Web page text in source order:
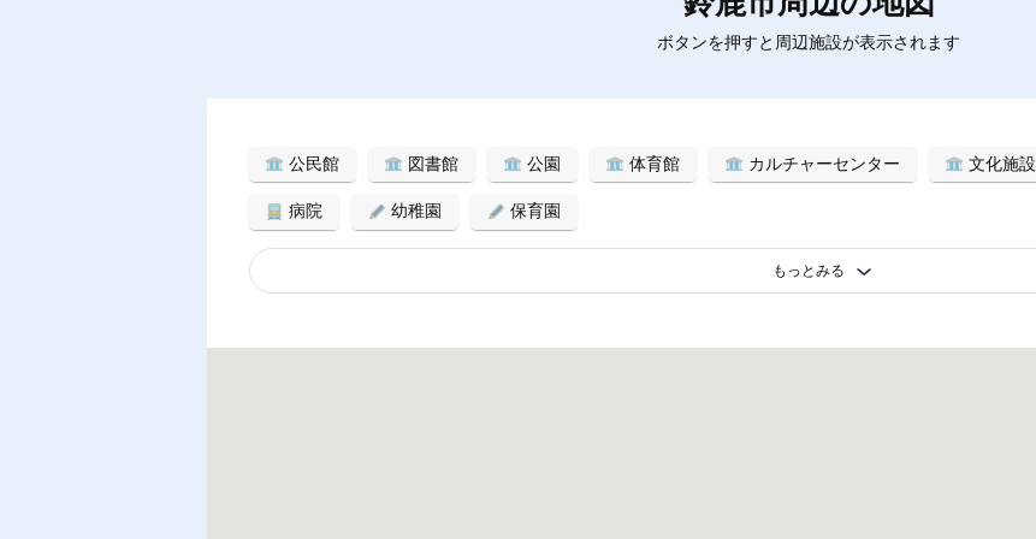
ボタンを押すと周辺施設が表示されます
公民館 図書館 公園 体育館 カルチャーセンター 文化施設
病院 幼稚園 保育園
もっとみる